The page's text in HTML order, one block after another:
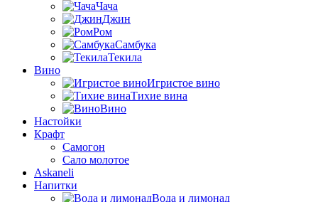
Чача
Джин
Ром
Самбука
Текила
Вино
Игристое вино
Тихие вина
Вино
Настойки
Крафт
Самогон
Сало молотое
Askaneli
Напитки
Вода и лимонад